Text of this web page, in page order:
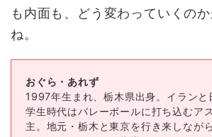
も内面も、どう変わっていくの
ね。
おぐら・あれず
1997年生まれ、栃木県出身。イランと
学生時代はバレーボールに打ち込むア
主。地元・栃木と東京を行き来しなが